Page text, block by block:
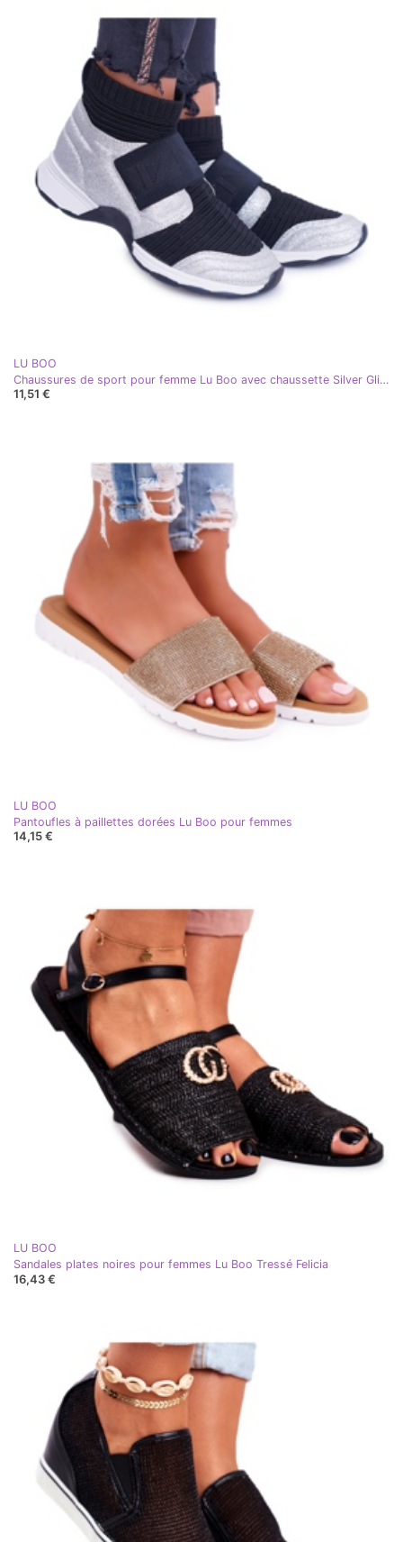
LU BOO
Chaussures de sport pour femme Lu Boo avec chaussette Silver Glitter Phantom HT9022 noir argent
11,51 €
LU BOO
Pantoufles à paillettes dorées Lu Boo pour femmes
14,15 €
LU BOO
Sandales plates noires pour femmes Lu Boo Tressé Felicia
16,43 €